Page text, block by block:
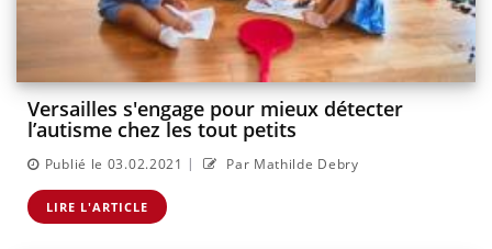
Versailles s'engage pour mieux détecter
l’autisme chez les tout petits
Publié le 03.02.2021 | Par Mathilde Debry
LIRE L'ARTICLE